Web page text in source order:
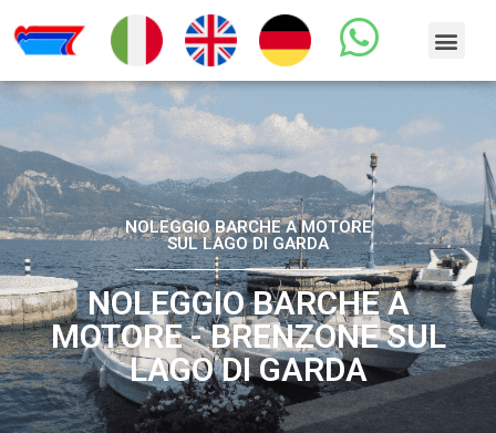
NOLEGGIO BARCHE A MOTORE
SUL LAGO DI GARDA
NOLEGGIO BARCHE A
MOTORE - BRENZONE SUL
LAGO DI GARDA